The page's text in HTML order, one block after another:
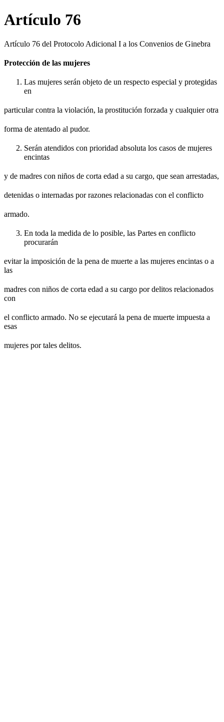
Artículo 76
Artículo 76 del Protocolo Adicional I a los Convenios de Ginebra
Protección de las mujeres
Las mujeres serán objeto de un respecto especial y protegidas
en
particular contra la violación, la prostitución forzada y cualquier otra
forma de atentado al pudor.
Serán atendidos con prioridad absoluta los casos de mujeres
encintas
y de madres con niños de corta edad a su cargo, que sean arrestadas,
detenidas o internadas por razones relacionadas con el conflicto
armado.
En toda la medida de lo posible, las Partes en conflicto
procurarán
evitar la imposición de la pena de muerte a las mujeres encintas o a
las
madres con niños de corta edad a su cargo por delitos relacionados
con
el conflicto armado. No se ejecutará la pena de muerte impuesta a
esas
mujeres por tales delitos.